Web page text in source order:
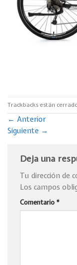
Trackbacks están
← Anterior
Siguiente →
Deja una
Tu dirección de
Los campos
Comentario *